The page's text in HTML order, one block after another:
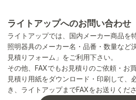
ライトアップへのお問い合わせ
ライトアップでは、国内メーカー商品を
照明器具のメーカー名・品番・数量など
見積りフォーム」をご利用下さい。
その他、FAXでもお見積りのご依頼・お
見積り用紙をダウンロード・印刷して、
き、ライトアップまでFAXをお送りくださ